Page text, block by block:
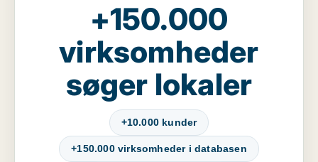
+150.000
virksomheder
søger lokaler
+10.000 kunder
+150.000 virksomheder i databasen